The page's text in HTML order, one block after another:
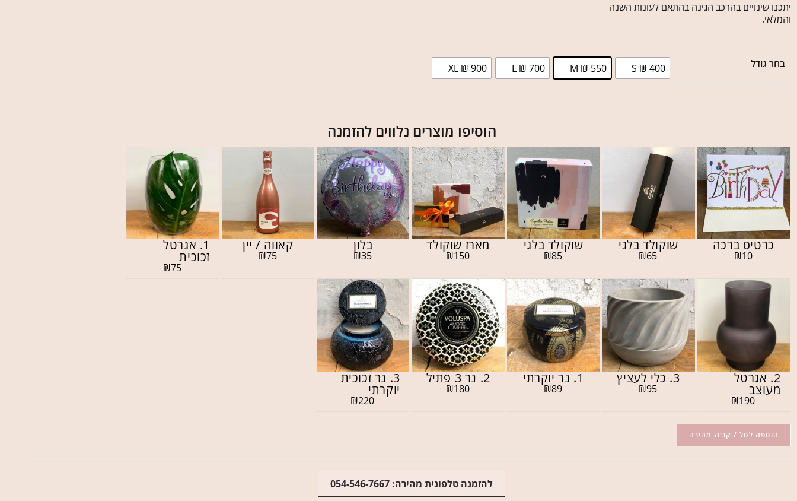
יתכנו שינויים בהרכב הגינה בהתאם לעונות השנה
והמלאי.
בחר גודל S ₪ 400
M ₪ 550
L ₪ 700
XL ₪ 900
הוסיפו מוצרים נלווים להזמנה
כרטיס ברכה
₪10
שוקולד בלגי
₪65
שוקולד בלגי
₪85
מארז שוקולד
₪150
בלון
₪35
קאווה / יין
₪75
1. אגרטל
זכוכית
₪75
2. אגרטל
מעוצב
₪190
3. כלי לעציץ
₪95
1. נר יוקרתי
₪89
2. נר 3 פתיל
₪180
3. נר זכוכית
יוקרתי
₪220
הוספה לסל / קניה מהירה
להזמנה טלפונית מהירה: 054-546-7667